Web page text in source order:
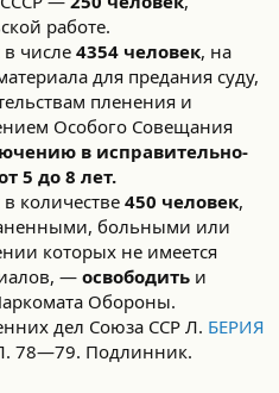
работе.
числе 4354 человек, на
для предания суду,
пленения и
Особого Совещания
в исправительно-
5 до 8 лет.
количестве 450 человек,
больными или
которых не имеется
— освободить и
Обороны.
дел Союза ССР Л. БЕРИЯ
78—79. Подлинник.